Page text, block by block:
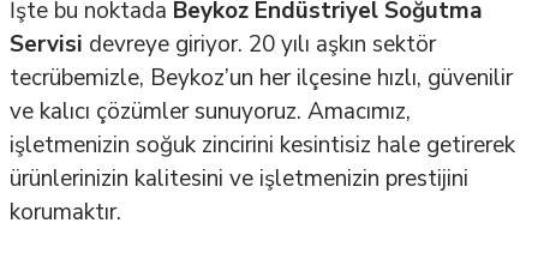
İşte bu noktada Beykoz Endüstriyel Soğutma
Servisi devreye giriyor. 20 yılı aşkın sektör
tecrübemizle, Beykoz’un her ilçesine hızlı, güvenilir
ve kalıcı çözümler sunuyoruz. Amacımız,
işletmenizin soğuk zincirini kesintisiz hale getirerek
ürünlerinizin kalitesini ve işletmenizin prestijini
korumaktır.